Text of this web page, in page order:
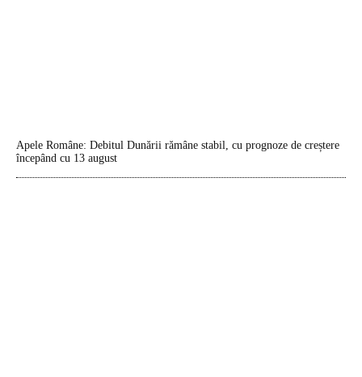
Apele Române: Debitul Dunării rămâne stabil, cu prognoze de creștere
începând cu 13 august